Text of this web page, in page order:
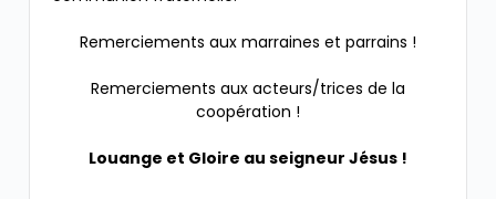
Remerciements aux marraines et parrains !
Remerciements aux acteurs/trices de la
coopération !
Louange et Gloire au seigneur Jésus !